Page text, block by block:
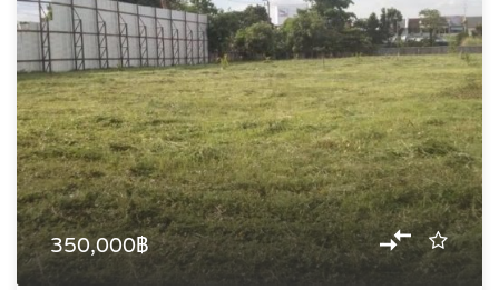
350,000฿